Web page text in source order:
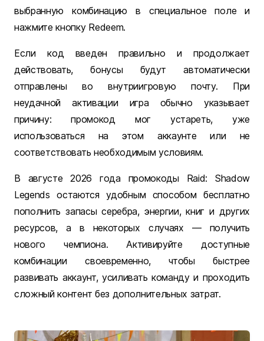
выбранную комбинацию в специальное поле и
нажмите кнопку Redeem.
Если код введен правильно и продолжает
действовать, бонусы будут автоматически
отправлены во внутриигровую почту. При
неудачной активации игра обычно указывает
причину: промокод мог устареть, уже
использоваться на этом аккаунте или не
соответствовать необходимым условиям.
В августе 2026 года промокоды Raid: Shadow
Legends остаются удобным способом бесплатно
пополнить запасы серебра, энергии, книг и других
ресурсов, а в некоторых случаях — получить
нового чемпиона. Активируйте доступные
комбинации своевременно, чтобы быстрее
развивать аккаунт, усиливать команду и проходить
сложный контент без дополнительных затрат.